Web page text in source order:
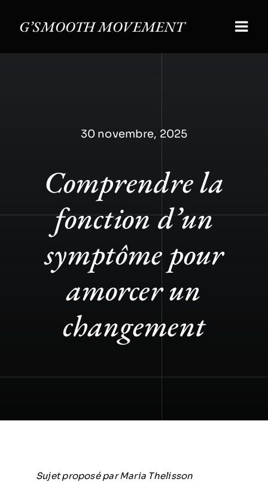
G’SMOOTH MOVEMENT
30 novembre, 2025
Comprendre la
fonction d’un
symptôme pour
amorcer un
changement
Sujet proposé par Maria Thelisson